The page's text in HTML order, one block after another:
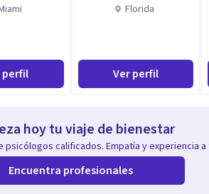
perfil
Florida
Ver perfil
hoy tu viaje de bienestar
psicólogos calificados. Empatía y experiencia
Encuentra profesionales